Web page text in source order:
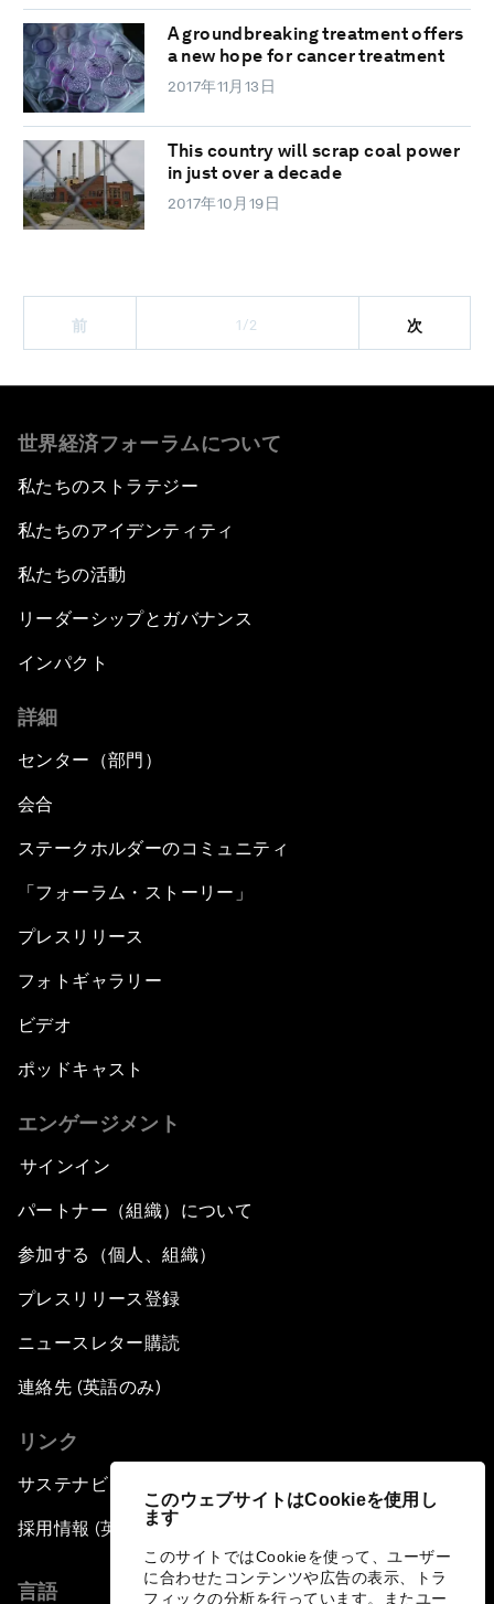
このウェブサイトはCookieを使用し
ます
このサイトではCookieを使って、ユーザー
に合わせたコンテンツや広告の表示、トラ
フィックの分析を行っています。またユー
A groundbreaking treatment offers
a new hope for cancer treatment
2017年11月13日
This country will scrap coal power
in just over a decade
2017年10月19日
前 1/2 次
世界経済フォーラムについて
私たちのストラテジー
私たちのアイデンティティ
私たちの活動
リーダーシップとガバナンス
インパクト
詳細
センター（部門）
会合
ステークホルダーのコミュニティ
「フォーラム・ストーリー」
プレスリリース
フォトギャラリー
ビデオ
ポッドキャスト
エンゲージメント
サインイン
パートナー（組織）について
参加する（個人、組織）
プレスリリース登録
ニュースレター購読
連絡先 (英語のみ)
リンク
サステナビリティへの取り組み
採用情報 (英語のみ)
言語